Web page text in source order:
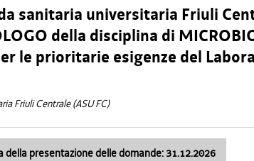
sanitaria universitaria Friuli
della disciplina di
le prioritarie esigenze del
Friuli Centrale (ASU FC)
della presentazione delle domande: 31.12.2026